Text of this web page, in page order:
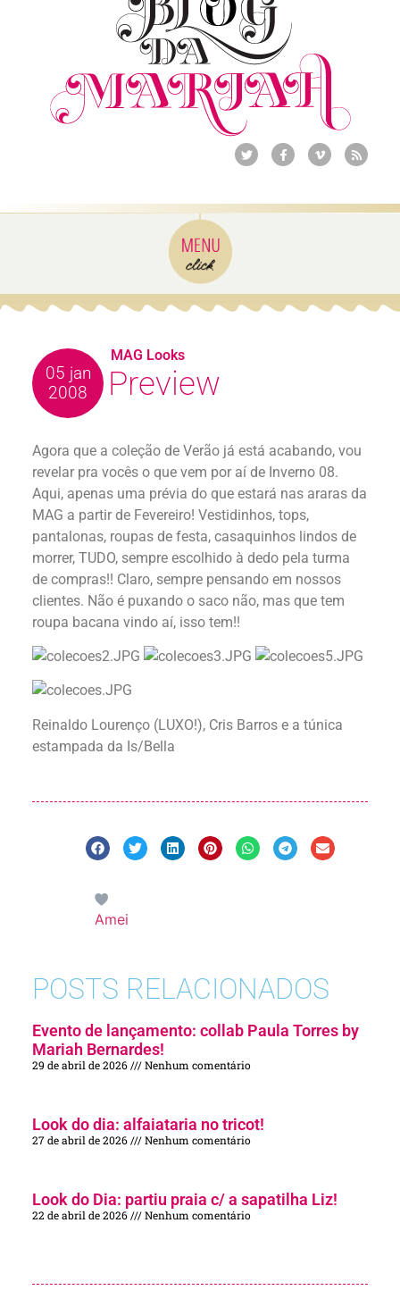
05 jan
2008
Preview
Agora que a coleção de Verão já está acabando, vou
revelar pra vocês o que vem por aí de Inverno 08.
Aqui, apenas uma prévia do que estará nas araras da
MAG a partir de Fevereiro! Vestidinhos, tops,
pantalonas, roupas de festa, casaquinhos lindos de
morrer, TUDO, sempre escolhido à dedo pela turma
de compras!! Claro, sempre pensando em nossos
clientes. Não é puxando o saco não, mas que tem
roupa bacana vindo aí, isso tem!!
Reinaldo Lourenço (LUXO!), Cris Barros e a túnica
estampada da Is/Bella
Amei
POSTS RELACIONADOS
Evento de lançamento: collab Paula Torres by
Mariah Bernardes!
29 de abril de 2026 Nenhum comentário
Look do dia: alfaiataria no tricot!
27 de abril de 2026 Nenhum comentário
Look do Dia: partiu praia c/ a sapatilha Liz!
22 de abril de 2026 Nenhum comentário
MAG Looks